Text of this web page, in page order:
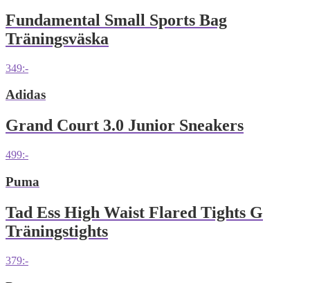
Fundamental Small Sports Bag
Träningsväska
349:-
Adidas
Grand Court 3.0 Junior Sneakers
499:-
Puma
Tad Ess High Waist Flared Tights G
Träningstights
379:-